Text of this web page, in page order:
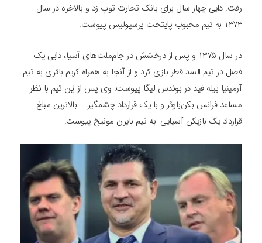
رفت. دایی چهار سال برای بانک تجارت توپ زد و بالاخره در سال
۱۳۷۳ به تیم محبوب پایتخت پرسپولیس پیوست.
در سال ۱۳۷۵ و پس از درخشش در جام‌ملت‌های آسیا، دایی یک
فصل در تیم السد قطر بازی کرد و از آنجا به همراه کریم باقری به تیم
آرمینیا بیله‌ فید در بوندس لیگا پیوست. وی پس از این تیم با نظر
مساعد فرانس بکن‌باوئر و با یک قرارداد چشمگیر – بالاترین مبلغ
قرارداد یک بازیکن آسیایی- به تیم بایرن‌ مونیخ پیوست.